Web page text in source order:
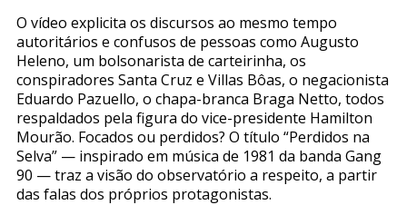
O vídeo explicita os discursos ao mesmo tempo
autoritários e confusos de pessoas como Augusto
Heleno, um bolsonarista de carteirinha, os
conspiradores Santa Cruz e Villas Bôas, o negacionista
Eduardo Pazuello, o chapa-branca Braga Netto, todos
respaldados pela figura do vice-presidente Hamilton
Mourão. Focados ou perdidos? O título “Perdidos na
Selva” — inspirado em música de 1981 da banda Gang
90 — traz a visão do observatório a respeito, a partir
das falas dos próprios protagonistas.